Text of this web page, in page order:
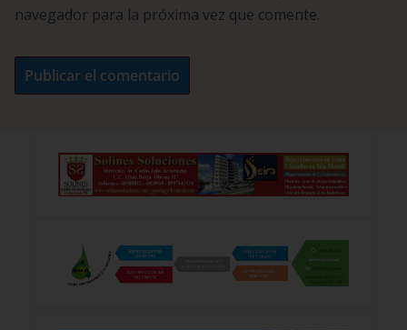
navegador para la próxima vez que comente.